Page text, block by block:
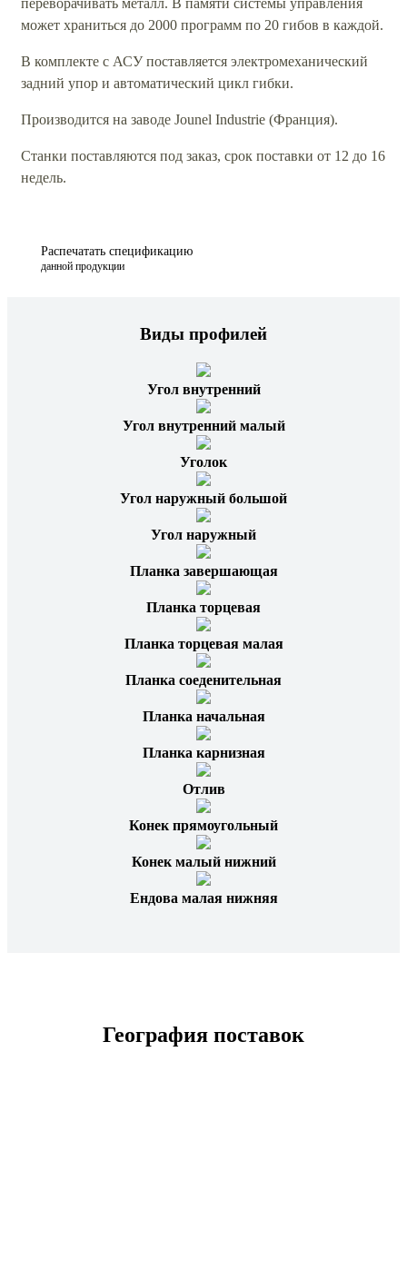
может храниться до 2000 программ по 20 гибов в каждой.
В комплекте с АСУ поставляется электромеханический
задний упор и автоматический цикл гибки.
Производится на заводе Jounel Industrie (Франция).
Станки поставляются под заказ, срок поставки от 12 до 16
недель.
Распечатать спецификацию
данной продукции
Виды профилей
Угол внутренний
Угол внутренний малый
Уголок
Угол наружный большой
Угол наружный
Планка завершающая
Планка торцевая
Планка торцевая малая
Планка соеденительная
Планка начальная
Планка карнизная
Отлив
Конек прямоугольный
Конек малый нижний
Ендова малая нижняя
География поставок